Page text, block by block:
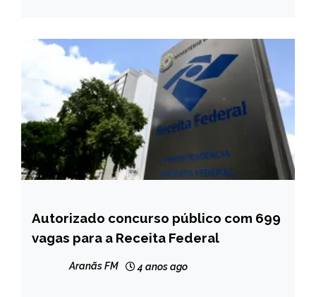
BRASIL
NOTÍCIAS
Autorizado concurso público com 699
vagas para a Receita Federal
Aranãs FM 4 anos ago